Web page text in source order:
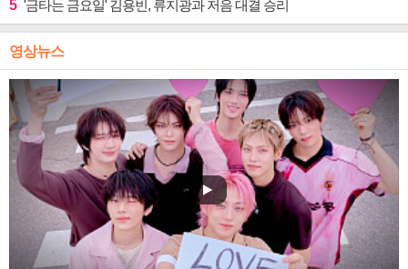
5 '금타는 금요일' 김용빈, 류지광과 저음 대결 승리
영상뉴스